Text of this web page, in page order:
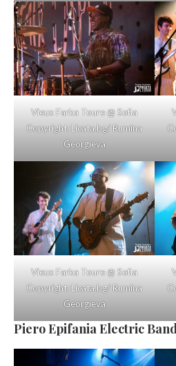
Vieux Farka Toure @ Sofia
Copyright: Licata.bg/ Rumina
Georgieva
Vieux Farka Toure @ Sofia
Copyright: Licata.bg/ Rumina
Georgieva
Piero Epifania Electric